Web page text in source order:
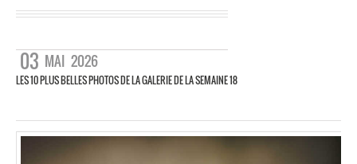
03 MAI 2026
LES 10 PLUS BELLES PHOTOS DE LA GALERIE DE LA SEMAINE 18